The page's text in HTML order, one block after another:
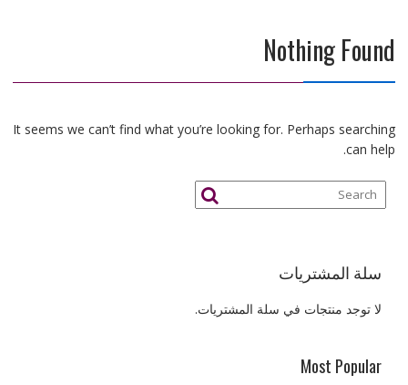
Nothing Found
It seems we can’t find what you’re looking for. Perhaps searching
can help.
سلة المشتريات
لا توجد منتجات في سلة المشتريات.
Most Popular